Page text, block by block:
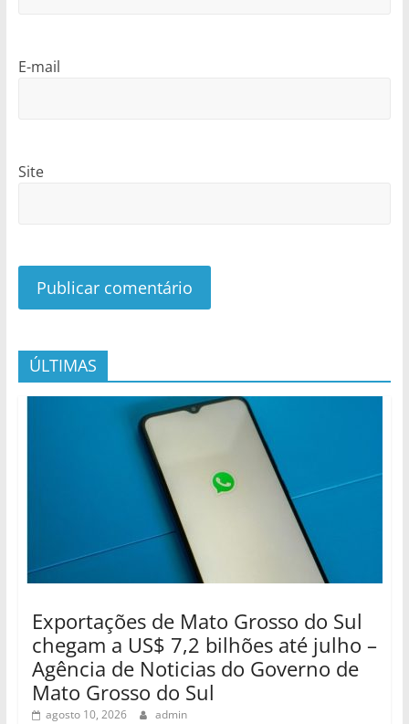
E-mail
Site
ÚLTIMAS
Exportações de Mato Grosso do Sul
chegam a US$ 7,2 bilhões até julho –
Agência de Noticias do Governo de
Mato Grosso do Sul
agosto 10, 2026 admin